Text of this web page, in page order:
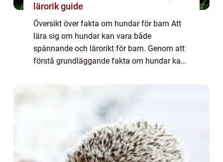
lärorik guide
Översikt över fakta om hundar för barn Att
lära sig om hundar kan vara både
spännande och lärorikt för barn. Genom att
förstå grundläggande fakta om hundar kan
kompetens inom djurskötsel. I denna artikel